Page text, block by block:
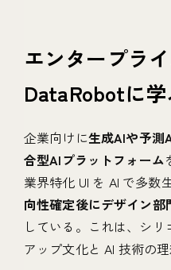
エンタープラ
DataRobotに
企業向けに生成AIや予測
合型AIプラットフォーム
業界特化 UI を AI で多数
向性確定後にデザイン部
している。これは、シ
アップ文化と AI 技術の